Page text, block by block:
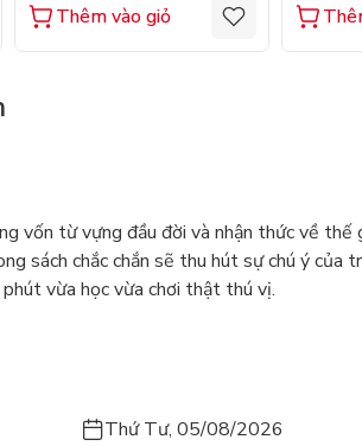
Thêm vào giỏ
vốn từ vựng đầu đời và nhận thức về thế
sách chắc chắn sẽ thu hút sự chú ý của
vừa học vừa chơi thật thú vị.
Thứ Tư, 05/08/2026